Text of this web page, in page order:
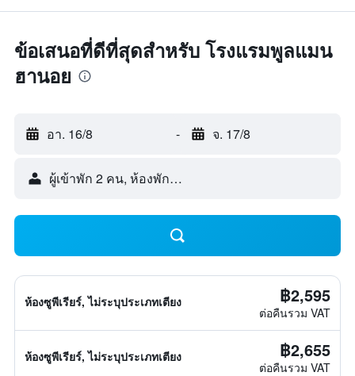
ข้อเสนอที่ดีที่สุดสำหรับ โรงแรมพูลแมน
ฮานอย
อา. 16/8 - จ. 17/8
ผู้เข้าพัก 2 คน, ห้องพัก 1 ห้อง
ห้องซูพีเรียร์, ไม่ระบุประเภทเตียง ฿2,595
ต่อคืนรวม VAT
ห้องซูพีเรียร์, ไม่ระบุประเภทเตียง ฿2,655
ต่อคืนรวม VAT